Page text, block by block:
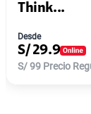
Think...
Desde
S/ 29.9
S/99 Precio